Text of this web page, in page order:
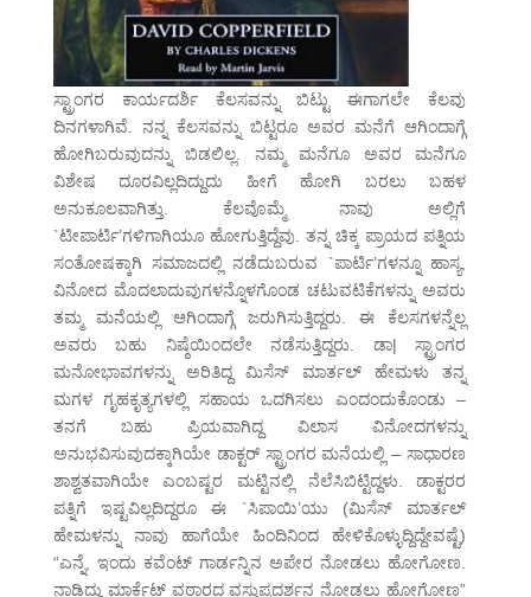
ಸ್ಟ್ರಾಂಗರ ಕಾರ್ಯದರ್ಶಿ ಕೆಲಸವನ್ನು ಬಿಟ್ಟು ಈಗಾಗಲೇ ಕೆಲವು
ದಿನಗಳಾಗಿವೆ. ನನ್ನ ಕೆಲಸವನ್ನು ಬಿಟ್ಟರೂ ಅವರ ಮನೆಗೆ ಆಗಿಂದಾಗ್ಗೆ
ಹೋಗಿಬರುವುದನ್ನು ಬಿಡಲಿಲ್ಲ. ನಮ್ಮ ಮನೆಗೂ ಅವರ ಮನೆಗೂ
ವಿಶೇಷ ದೂರವಿಲ್ಲದಿದ್ದುದು ಹೀಗೆ ಹೋಗಿ ಬರಲು ಬಹಳ
ಅನುಕೂಲವಾಗಿತ್ತು. ಕೆಲವೊಮ್ಮೆ ನಾವು ಅಲ್ಲಿಗೆ
`ಟೀಪಾರ್ಟಿ’ಗಳಿಗಾಗಿಯೂ ಹೋಗುತ್ತಿದ್ದೆವು. ತನ್ನ ಚಿಕ್ಕ ಪ್ರಾಯದ ಪತ್ನಿಯ
ಸಂತೋಷಕ್ಕಾಗಿ ಸಮಾಜದಲ್ಲಿ ನಡೆದುಬರುವ `ಪಾರ್ಟಿ’ಗಳನ್ನೂ ಹಾಸ್ಯ,
ವಿನೋದ ಮೊದಲಾದುವುಗಳನ್ನೊಳಗೊಂಡ ಚಟುವಟಿಕೆಗಳನ್ನು ಅವರು
ತಮ್ಮ ಮನೆಯಲ್ಲಿ ಆಗಿಂದಾಗ್ಗೆ ಜರುಗಿಸುತ್ತಿದ್ದರು. ಈ ಕೆಲಸಗಳನ್ನೆಲ್ಲ
ಅವರು ಬಹು ನಿಷ್ಠೆಯಿಂದಲೇ ನಡೆಸುತ್ತಿದ್ದರು. ಡಾ| ಸ್ಟ್ರಾಂಗರ
ಮನೋಭಾವಗಳನ್ನು ಅರಿತಿದ್ದ ಮಿಸೆಸ್ ಮಾರ್ತಲ್ ಹೇಮಳು ತನ್ನ
ಮಗಳ ಗೃಹಕೃತ್ಯಗಳಲ್ಲಿ ಸಹಾಯ ಒದಗಿಸಲು ಎಂದಂದುಕೊಂಡು –
ತನಗೆ ಬಹು ಪ್ರಿಯವಾಗಿದ್ದ ವಿಲಾಸ ವಿನೋದಗಳನ್ನು
ಅನುಭವಿಸುವುದಕ್ಕಾಗಿಯೇ ಡಾಕ್ಟರ್ ಸ್ಟ್ರಾಂಗರ ಮನೆಯಲ್ಲಿ – ಸಾಧಾರಣ
ಶಾಶ್ವತವಾಗಿಯೇ ಎಂಬಷ್ಟರ ಮಟ್ಟಿನಲ್ಲಿ ನೆಲೆಸಿಬಿಟ್ಟಿದ್ದಳು. ಡಾಕ್ಟರರ
ಪತ್ನಿಗೆ ಇಷ್ಟವಿಲ್ಲದಿದ್ದರೂ ಈ `ಸಿಪಾಯಿ’ಯು (ಮಿಸೆಸ್ ಮಾರ್ತಲ್
ಹೇಮಳನ್ನು ನಾವು ಹಾಗೆಯೇ ಹಿಂದಿನಿಂದ ಹೇಳಿಕೊಳ್ಳುದ್ದಿದ್ದೇವಷ್ಟೆ)
“ಎನ್ನೆ, ಇಂದು ಕವೆಂಟ್ ಗಾರ್ಡನ್ನಿನ ಅಪೇರ ನೋಡಲು ಹೋಗೋಣ.
ನಾಡಿದ್ದು ಮಾರ್ಕೆಟ್ ವಠಾರದ ವಸ್ತುಪ್ರದರ್ಶನ ನೋಡಲು ಹೋಗೋಣ”